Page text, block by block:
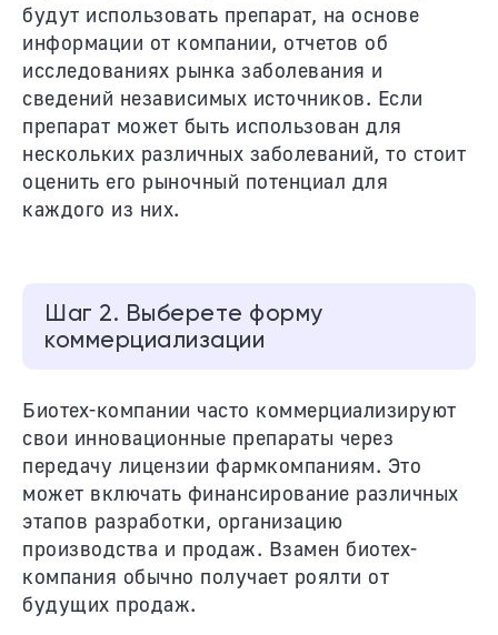
будут использовать препарат, на основе
информации от компании, отчетов об
исследованиях рынка заболевания и
сведений независимых источников. Если
препарат может быть использован для
нескольких различных заболеваний, то стоит
оценить его рыночный потенциал для
каждого из них.
Шаг 2. Выберете форму
коммерциализации
Биотех-компании часто коммерциализируют
свои инновационные препараты через
передачу лицензии фармкомпаниям. Это
может включать финансирование различных
этапов разработки, организацию
производства и продаж. Взамен биотех-
компания обычно получает роялти от
будущих продаж.